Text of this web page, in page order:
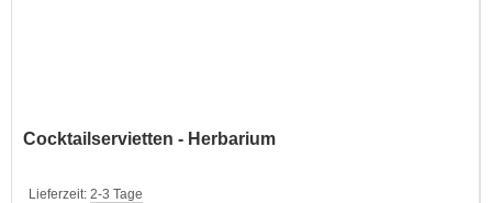
Cocktailservietten - Herbarium
Lieferzeit: 2-3 Tage